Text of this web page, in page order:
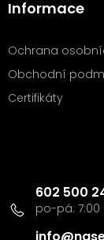
Informace
Ochrana
Obchodní
Certifikáty
602 500